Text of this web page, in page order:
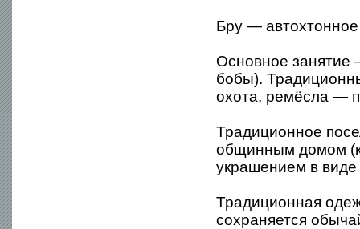
Бру —
Основное занятие
бобы).
охота, ремёсла —
Традиционное
общинным домом
украшением в виде
Традиционная
сохраняется